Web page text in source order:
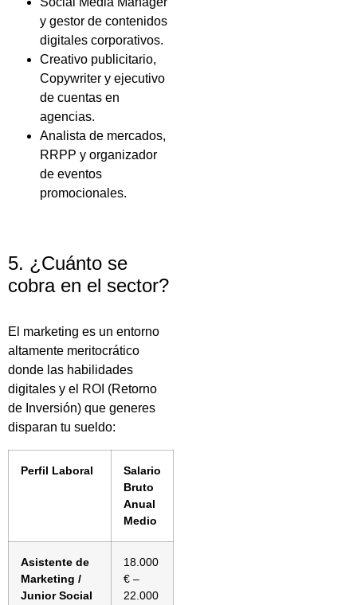
y gestor de contenidos
digitales corporativos.
Creativo publicitario,
Copywriter y ejecutivo
de cuentas en
agencias.
Analista de mercados,
RRPP y organizador
de eventos
promocionales.
5. ¿Cuánto se
cobra en el sector?
El marketing es un entorno
altamente meritocrático
donde las habilidades
digitales y el ROI (Retorno
de Inversión) que generes
disparan tu sueldo:
Perfil Laboral
Salario
Bruto
Anual
Medio
Asistente de
Marketing /
Junior Social
18.000
€ –
22.000